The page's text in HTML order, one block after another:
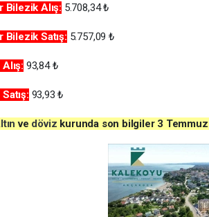
Bilezik Alış: 5.708,34 ₺
BilezikSatış: 5.757,09 ₺
93,84 ₺
Satış: 93,93 ₺
ve döviz kurunda son bilgiler 3